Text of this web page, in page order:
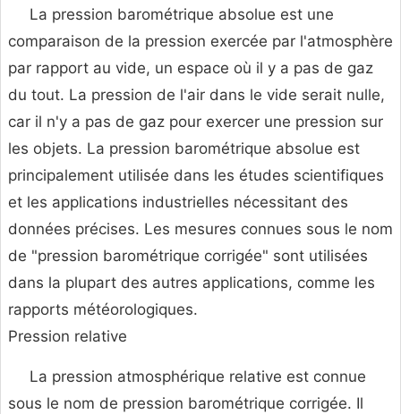
La pression barométrique absolue est une
comparaison de la pression exercée par l'atmosphère
par rapport au vide, un espace où il y a pas de gaz
du tout. La pression de l'air dans le vide serait nulle,
car il n'y a pas de gaz pour exercer une pression sur
les objets. La pression barométrique absolue est
principalement utilisée dans les études scientifiques
et les applications industrielles nécessitant des
données précises. Les mesures connues sous le nom
de "pression barométrique corrigée" sont utilisées
dans la plupart des autres applications, comme les
rapports météorologiques.
Pression relative
La pression atmosphérique relative est connue
sous le nom de pression barométrique corrigée. Il